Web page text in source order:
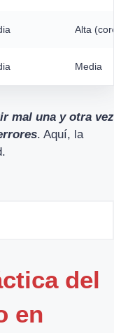
Alta
Media
mal una y otra vez
. Aquí, la
del
en